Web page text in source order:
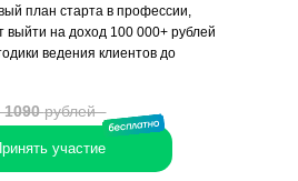
план старта в профессии,
выйти на доход 100 000+ рублей
ведения клиентов до
участие
рублей⠀